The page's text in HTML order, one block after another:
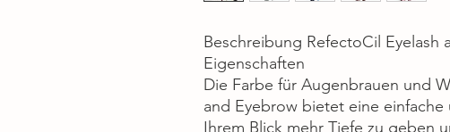
Beschreibung RefectoCil Eyelash
Eigenschaften
Die Farbe für Augenbrauen und
and Eyebrow bietet eine
Ihrem Blick mehr Tiefe zu geben